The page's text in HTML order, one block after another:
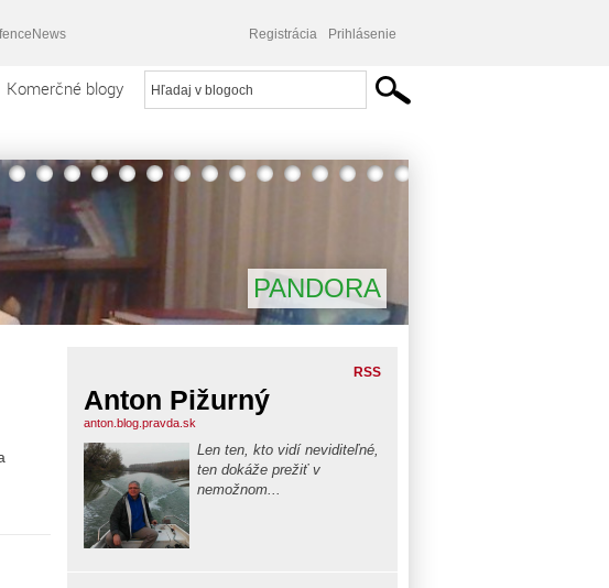
Registrácia Prihlásenie
Komerčné blogy
PANDORA
RSS
Anton Pižurný
anton.blog.pravda.sk
Len ten, kto vidí neviditeľné,
ten dokáže prežiť v
nemožnom...